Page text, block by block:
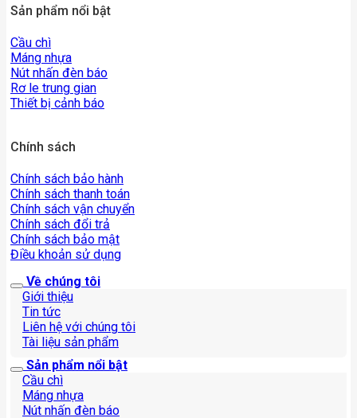
Sản phẩm nổi bật
Cầu chì
Máng nhựa
Nút nhấn đèn báo
Rơ le trung gian
Thiết bị cảnh báo
Chính sách
Chính sách bảo hành
Chính sách thanh toán
Chính sách vận chuyển
Chính sách đổi trả
Chính sách bảo mật
Điều khoản sử dụng
Về chúng tôi
Giới thiệu
Tin tức
Liên hệ với chúng tôi
Tài liệu sản phẩm
Sản phẩm nổi bật
Cầu chì
Máng nhựa
Nút nhấn đèn báo